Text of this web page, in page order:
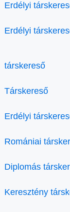
Erdélyi
Erdélyi
társkereső
Társkereső
Erdélyi
Romániai
Diplomás
Keresztény